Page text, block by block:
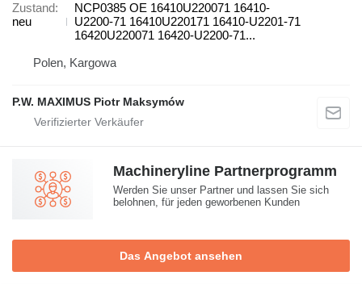
Zustand
neu
NCP0385 OE 16410U220071 16410-
U2200-71 16410U220171 16410-U2201-71
16420U220071 16420-U2200-71...
Polen, Kargowa
P.W. MAXIMUS Piotr Maksymów
Machineryline Partnerprogramm
Werden Sie unser Partner und lassen Sie sich
belohnen, für jeden geworbenen Kunden
Das Angebot ansehen